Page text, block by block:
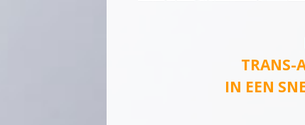
TRANS-
IN EEN